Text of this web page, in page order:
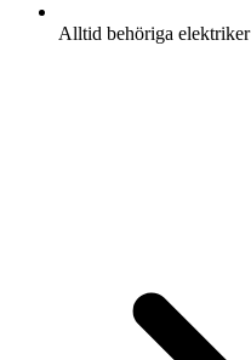
Alltid behöriga elektriker